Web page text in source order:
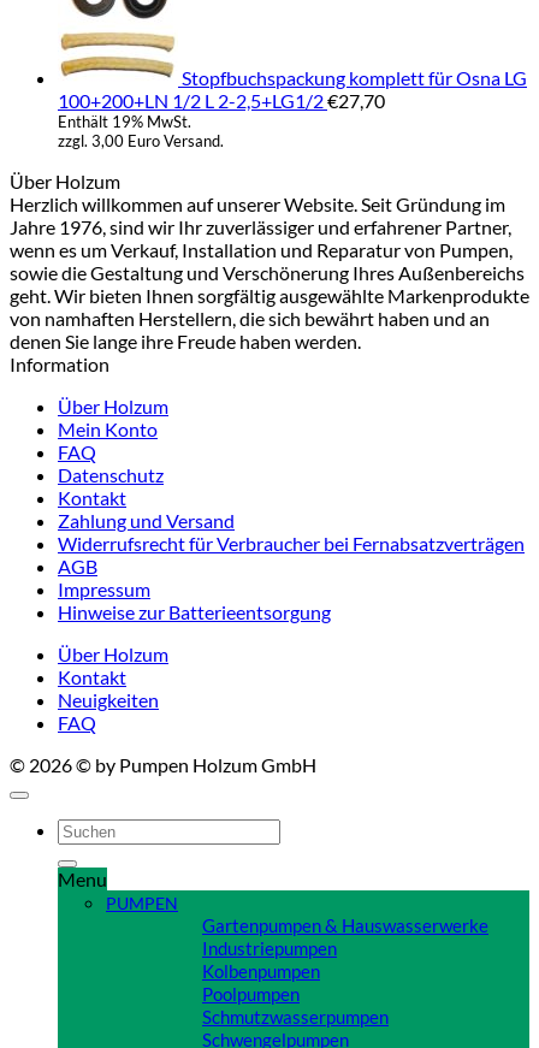
Stopfbuchspackung komplett für Osna LG
100+200+LN 1/2 L 2-2,5+LG1/2€27,70
Enthält 19% MwSt.
zzgl. 3,00 Euro Versand.
Über Holzum
Herzlich willkommen auf unserer Website. Seit Gründung im
Jahre 1976, sind wir Ihr zuverlässiger und erfahrener Partner,
wenn es um Verkauf, Installation und Reparatur von Pumpen,
sowie die Gestaltung und Verschönerung Ihres Außenbereichs
geht. Wir bieten Ihnen sorgfältig ausgewählte Markenprodukte
von namhaften Herstellern, die sich bewährt haben und an
denen Sie lange ihre Freude haben werden.
Information
Über Holzum
Mein Konto
FAQ
Datenschutz
Kontakt
Zahlung und Versand
Widerrufsrecht für Verbraucher bei Fernabsatzverträgen
AGB
Impressum
Hinweise zur Batterieentsorgung
Über Holzum
Kontakt
Neuigkeiten
FAQ
© 2026 © by Pumpen Holzum GmbH
Suchen
nach:
Menu
PUMPEN
Gartenpumpen & Hauswasserwerke
Industriepumpen
Kolbenpumpen
Poolpumpen
Schmutzwasserpumpen
Schwengelpumpen